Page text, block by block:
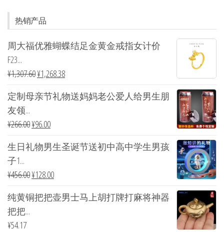
热销产品
周大福优雅蝴蝶结足金黄金戒指女计价
F23...
¥1,307.60¥1,268.38
定制母亲节礼物送妈妈老公爱人给男生朋
友领...
¥266.00¥96.00
生日礼物男生圣诞节送初中高中学生男孩
子1...
¥456.00¥128.00
纯黄铜把把壶男士马上胡打牌打麻将神器
把把...
¥54.17